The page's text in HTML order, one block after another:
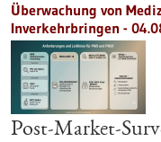
Überwachung von
Inverkehrbringen -
Post-Market-